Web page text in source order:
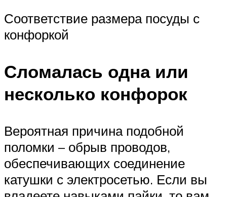
Соответствие размера посуды с
конфоркой
Сломалась одна или
несколько конфорок
Вероятная причина подобной
поломки – обрыв проводов,
обеспечивающих соединение
катушки с электросетью. Если вы